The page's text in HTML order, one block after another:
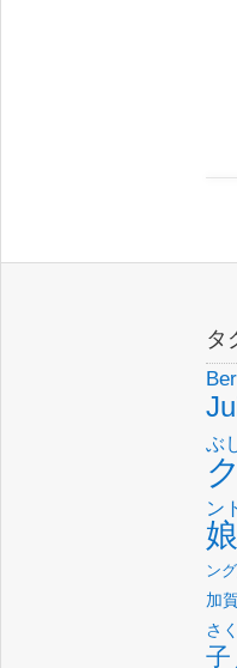
タ
ぶ
ン
娘
ン
加
さ
子